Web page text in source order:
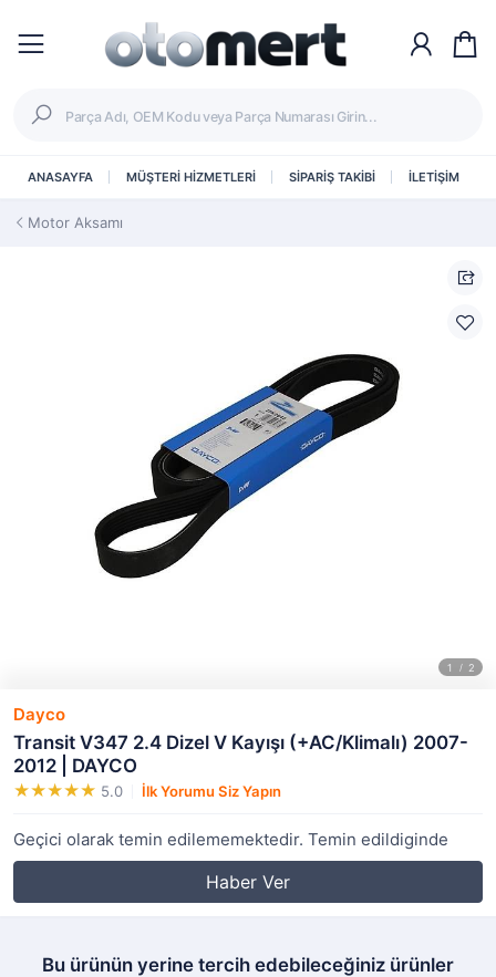
ANASAYFA MÜŞTERİ HİZMETLERİ SİPARİŞ TAKİBİ İLETİŞİM
Motor Aksamı
Dayco
Transit V347 2.4 Dizel V Kayışı (+AC/Klimalı) 2007-
2012 | DAYCO
5.0 İlk Yorumu Siz Yapın
Geçici olarak temin edilememektedir. Temin edildiginde
Haber Ver
Bu ürünün yerine tercih edebileceğiniz ürünler